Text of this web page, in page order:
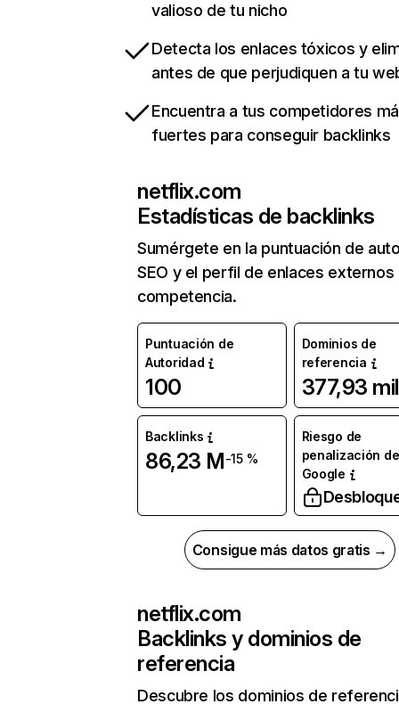
valioso de tu nicho
Detecta los enlaces tóxicos y
antes de que perjudiquen a tu
Encuentra a tus competidores
fuertes para conseguir backlinks
netflix.com
Estadísticas de backlinks
Sumérgete en la puntuación de
SEO y el perfil de enlaces externos
competencia.
Puntuación de
Autoridad
100
Dominios de
referencia
377,93 mil
Backlinks
86,23 M-15 %
Riesgo de
penalización de
Google
Consigue más datos gratis →
netflix.com
Backlinks y dominios de
referencia
Descubre los dominios de